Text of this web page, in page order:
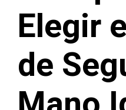
Elegir
de